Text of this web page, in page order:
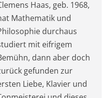
Haas, geb. 1968,
Mathematik und
durchaus
mit eifrigem
dann aber doch
gefunden zur
Liebe, Klavier und